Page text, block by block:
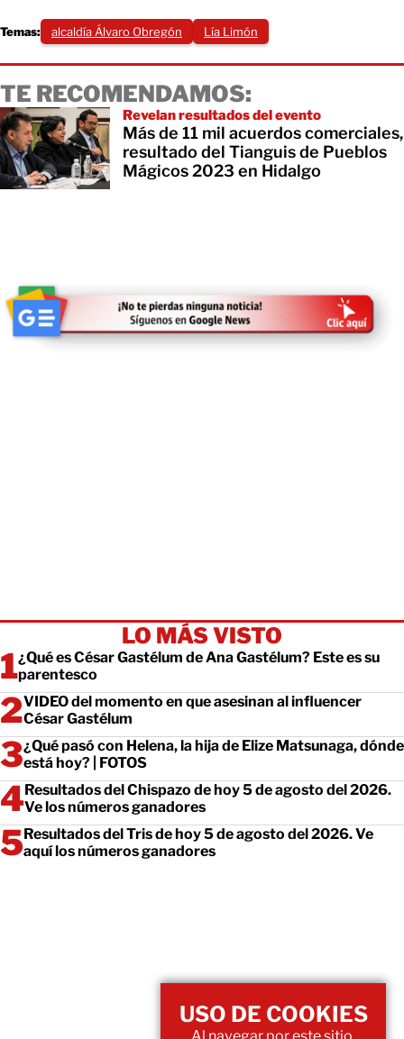
Temas: alcaldía Álvaro Obregón Lía Limón
TE RECOMENDAMOS:
Revelan resultados del evento
Más de 11 mil acuerdos comerciales,
resultado del Tianguis de Pueblos
Mágicos 2023 en Hidalgo
LO MÁS VISTO
¿Qué es César Gastélum de Ana Gastélum? Este es su
parentesco
VIDEO del momento en que asesinan al influencer
César Gastélum
¿Qué pasó con Helena, la hija de Elize Matsunaga, dónde
está hoy? | FOTOS
Resultados del Chispazo de hoy 5 de agosto del 2026.
Ve los números ganadores
Resultados del Tris de hoy 5 de agosto del 2026. Ve
aquí los números ganadores
USO DE COOKIES